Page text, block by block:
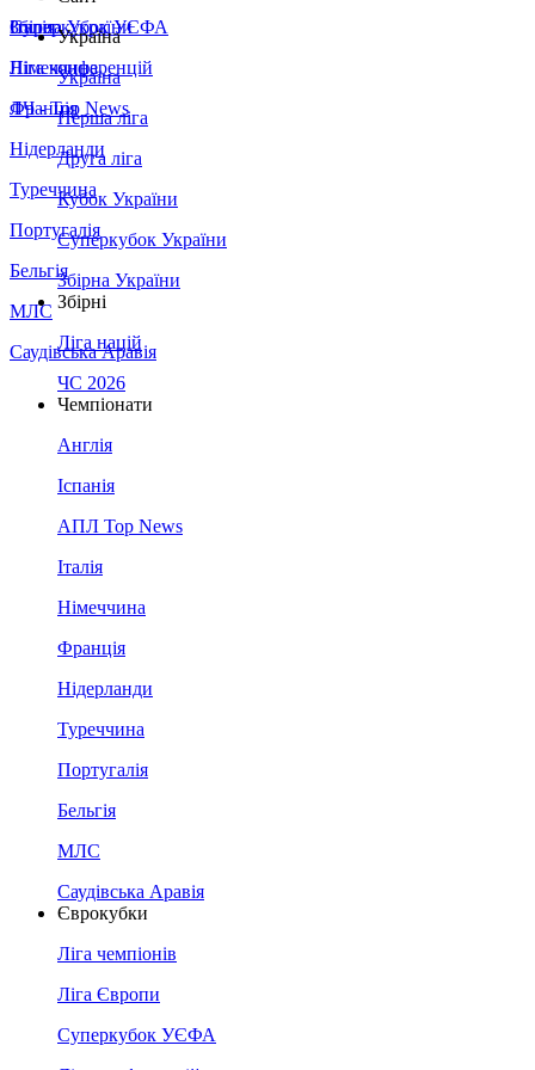
Збірна України
Італія
Німеччина
Франція
Нідерланди
Туреччина
Португалія
Бельгія
МЛС
Саудівська Аравія
Суперкубок УЄФА
Ліга конференцій
ЛЧ - Top News
Україна
Україна
Перша ліга
Друга ліга
Кубок України
Суперкубок України
Збірна України
Збірні
Ліга націй
ЧС 2026
Чемпіонати
Англія
Іспанія
АПЛ Top News
Італія
Німеччина
Франція
Нідерланди
Туреччина
Португалія
Бельгія
МЛС
Саудівська Аравія
Єврокубки
Ліга чемпіонів
Ліга Європи
Суперкубок УЄФА